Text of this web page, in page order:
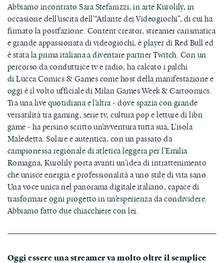
Abbiamo incontrato Sara Stefanizzi, in arte Kurolily, in
occasione dell’uscita dell’“Atlante dei Videogiochi”, di cui ha
firmato la postfazione. Content creator, streamer carismatica
e grande appassionata di videogiochi, è player di Red Bull ed
è stata la prima italiana a diventare partner Twitch. Con un
percorso da conduttrice tv e radio, ha calcato i palchi
di Lucca Comics & Games come host della manifestazione e
oggi è il volto ufficiale di Milan Games Week & Cartoomics.
Tra una live quotidiana e l’altra - dove spazia con grande
versatilità tra gaming, serie tv, cultura pop e letture di libri
game - ha persino scritto un’avventura tutta sua, L’isola
Maledetta. Solare e autentica, con un passato da
campionessa regionale di atletica leggera per l’Emilia
Romagna, Kurolily porta avanti un’idea di intrattenimento
che unisce energia e professionalità a uno stile di vita sano.
Una voce unica nel panorama digitale italiano, capace di
trasformare ogni progetto in un’esperienza da condividere.
Abbiamo fatto due chiacchiere con lei.
Oggi essere una streamer va molto oltre il semplice